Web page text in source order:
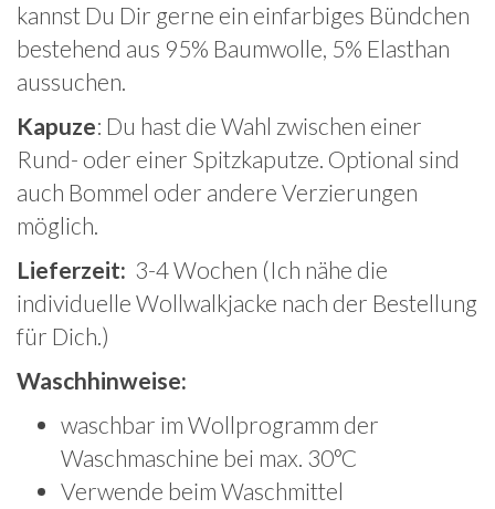
kannst Du Dir gerne ein einfarbiges Bündchen
bestehend aus 95% Baumwolle, 5% Elasthan
aussuchen.
Kapuze: Du hast die Wahl zwischen einer
Rund- oder einer Spitzkaputze. Optional sind
auch Bommel oder andere Verzierungen
möglich.
Lieferzeit: 3-4 Wochen (Ich nähe die
individuelle Wollwalkjacke nach der Bestellung
für Dich.)
Waschhinweise:
waschbar im Wollprogramm der
Waschmaschine bei max. 30°C
Verwende beim Waschmittel